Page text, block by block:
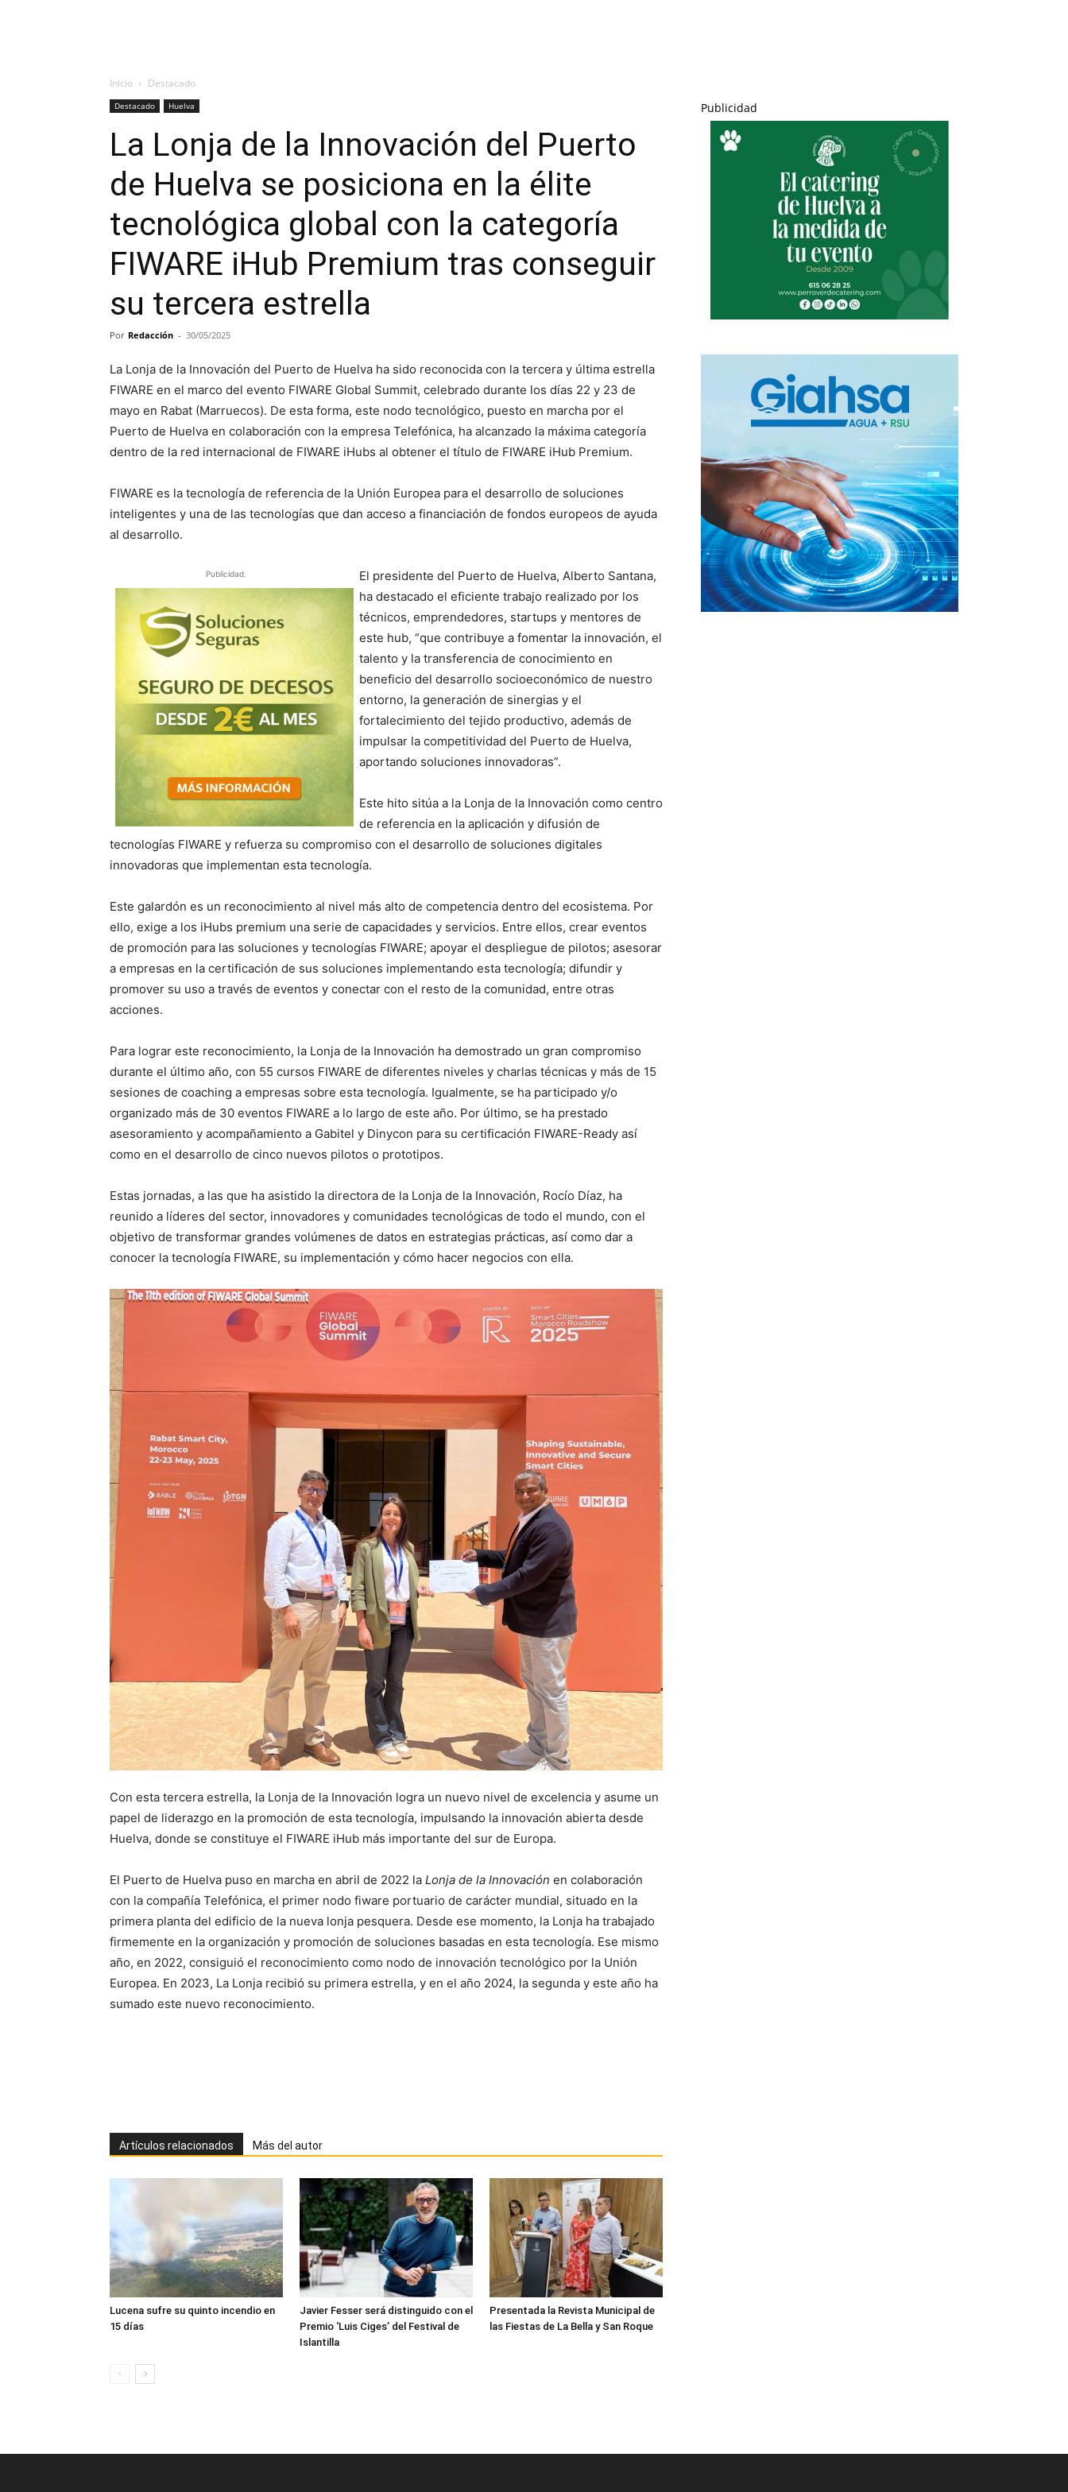
Inicio Destacado
Destacado Huelva
La Lonja de la Innovación del Puerto
de Huelva se posiciona en la élite
tecnológica global con la categoría
FIWARE iHub Premium tras conseguir
su tercera estrella
Por Redacción - 30/05/2025
La Lonja de la Innovación del Puerto de Huelva ha sido reconocida con la tercera y última estrella
FIWARE en el marco del evento FIWARE Global Summit, celebrado durante los días 22 y 23 de
mayo en Rabat (Marruecos). De esta forma, este nodo tecnológico, puesto en marcha por el
Puerto de Huelva en colaboración con la empresa Telefónica, ha alcanzado la máxima categoría
dentro de la red internacional de FIWARE iHubs al obtener el título de FIWARE iHub Premium.
FIWARE es la tecnología de referencia de la Unión Europea para el desarrollo de soluciones
inteligentes y una de las tecnologías que dan acceso a financiación de fondos europeos de ayuda
al desarrollo.
Publicidad.
El presidente del Puerto de Huelva, Alberto Santana,
ha destacado el eficiente trabajo realizado por los
técnicos, emprendedores, startups y mentores de
este hub, “que contribuye a fomentar la innovación, el
talento y la transferencia de conocimiento en
beneficio del desarrollo socioeconómico de nuestro
entorno, la generación de sinergias y el
fortalecimiento del tejido productivo, además de
impulsar la competitividad del Puerto de Huelva,
aportando soluciones innovadoras”.
Este hito sitúa a la Lonja de la Innovación como centro
de referencia en la aplicación y difusión de
tecnologías FIWARE y refuerza su compromiso con el desarrollo de soluciones digitales
innovadoras que implementan esta tecnología.
Este galardón es un reconocimiento al nivel más alto de competencia dentro del ecosistema. Por
ello, exige a los iHubs premium una serie de capacidades y servicios. Entre ellos, crear eventos
de promoción para las soluciones y tecnologías FIWARE; apoyar el despliegue de pilotos; asesorar
a empresas en la certificación de sus soluciones implementando esta tecnología; difundir y
promover su uso a través de eventos y conectar con el resto de la comunidad, entre otras
acciones.
Para lograr este reconocimiento, la Lonja de la Innovación ha demostrado un gran compromiso
durante el último año, con 55 cursos FIWARE de diferentes niveles y charlas técnicas y más de 15
sesiones de coaching a empresas sobre esta tecnología. Igualmente, se ha participado y/o
organizado más de 30 eventos FIWARE a lo largo de este año. Por último, se ha prestado
asesoramiento y acompañamiento a Gabitel y Dinycon para su certificación FIWARE-Ready así
como en el desarrollo de cinco nuevos pilotos o prototipos.
Estas jornadas, a las que ha asistido la directora de la Lonja de la Innovación, Rocío Díaz, ha
reunido a líderes del sector, innovadores y comunidades tecnológicas de todo el mundo, con el
objetivo de transformar grandes volúmenes de datos en estrategias prácticas, así como dar a
conocer la tecnología FIWARE, su implementación y cómo hacer negocios con ella.
Con esta tercera estrella, la Lonja de la Innovación logra un nuevo nivel de excelencia y asume un
papel de liderazgo en la promoción de esta tecnología, impulsando la innovación abierta desde
Huelva, donde se constituye el FIWARE iHub más importante del sur de Europa.
El Puerto de Huelva puso en marcha en abril de 2022 la Lonja de la Innovación en colaboración
con la compañía Telefónica, el primer nodo fiware portuario de carácter mundial, situado en la
primera planta del edificio de la nueva lonja pesquera. Desde ese momento, la Lonja ha trabajado
firmemente en la organización y promoción de soluciones basadas en esta tecnología. Ese mismo
año, en 2022, consiguió el reconocimiento como nodo de innovación tecnológico por la Unión
Europea. En 2023, La Lonja recibió su primera estrella, y en el año 2024, la segunda y este año ha
sumado este nuevo reconocimiento.
Artículos relacionados Más del autor
Lucena sufre su quinto incendio en
15 días
Javier Fesser será distinguido con el
Premio ‘Luis Ciges’ del Festival de
Islantilla
Presentada la Revista Municipal de
las Fiestas de La Bella y San Roque
Publicidad